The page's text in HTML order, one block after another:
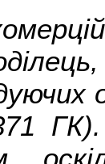
ГК).